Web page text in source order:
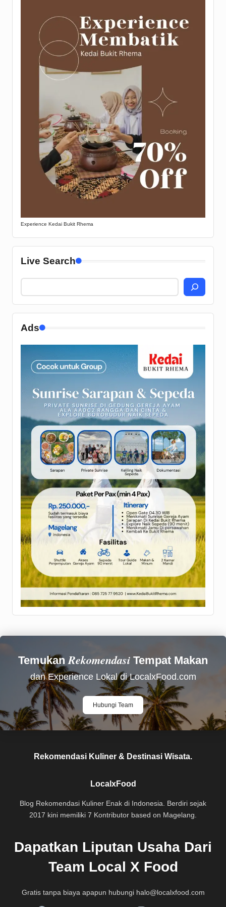
Experience Kedai Bukit Rhema
Live Search
Ads
TemukanRekomendasi Tempat Makan
dan Experience Lokal di LocalxFood.com
Hubungi Team
Rekomendasi Kuliner & Destinasi Wisata.
LocalxFood
Blog Rekomendasi Kuliner Enak di Indonesia. Berdiri sejak
2017 kini memiliki 7 Kontributor based on Magelang.
Dapatkan Liputan Usaha Dari
Team Local X Food
Gratis tanpa biaya apapun hubungi halo@localxfood.com